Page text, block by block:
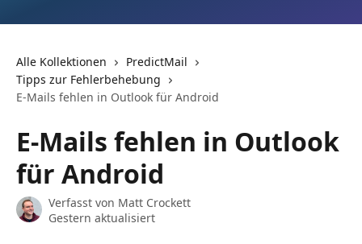
Alle Kollektionen
PredictMail
Tipps zur Fehlerbehebung
E-Mails fehlen in Outlook für Android
E-Mails fehlen in Outlook
für Android
Verfasst von Matt Crockett
Gestern aktualisiert